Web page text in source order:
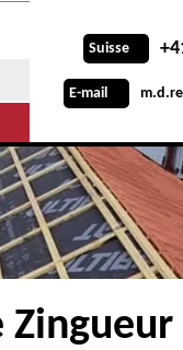
Suisse
E-mail